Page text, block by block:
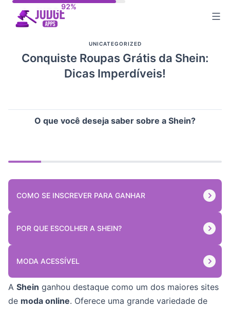
UNICATEGORIZED
Conquiste Roupas Grátis da Shein:
Dicas Imperdíveis!
O que você deseja saber sobre a Shein?
COMO SE INSCREVER PARA GANHAR
POR QUE ESCOLHER A SHEIN?
MODA ACESSÍVEL
A Shein ganhou destaque como um dos maiores sites
de moda online. Oferece uma grande variedade de